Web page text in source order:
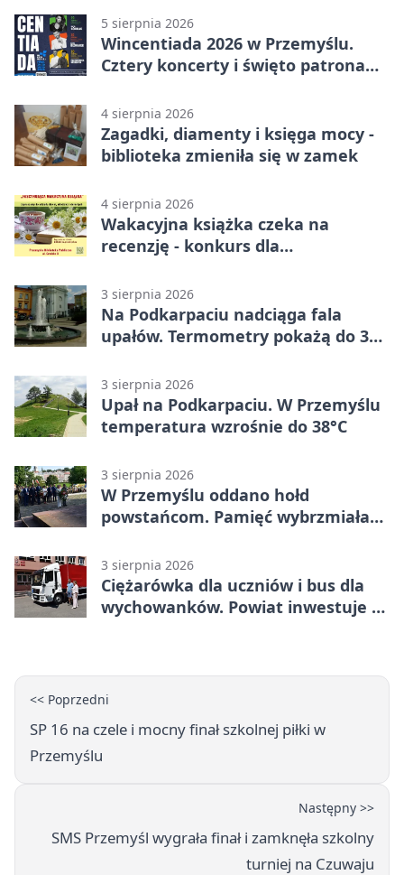
5 sierpnia 2026
Wincentiada 2026 w Przemyślu.
Cztery koncerty i święto patrona
4 sierpnia 2026
Zagadki, diamenty i księga mocy -
biblioteka zmieniła się w zamek
4 sierpnia 2026
Wakacyjna książka czeka na
recenzję - konkurs dla
3 sierpnia 2026
Na Podkarpaciu nadciąga fala
upałów. Termometry pokażą do 36
3 sierpnia 2026
Upał na Podkarpaciu. W Przemyślu
temperatura wzrośnie do 38°C
3 sierpnia 2026
W Przemyślu oddano hołd
powstańcom. Pamięć wybrzmiała
3 sierpnia 2026
Ciężarówka dla uczniów i bus dla
wychowanków. Powiat inwestuje w
<< Poprzedni
SP 16 na czele i mocny finał szkolnej piłki w
Przemyślu
Następny >>
SMS Przemyśl wygrała finał i zamknęła szkolny
turniej na Czuwaju